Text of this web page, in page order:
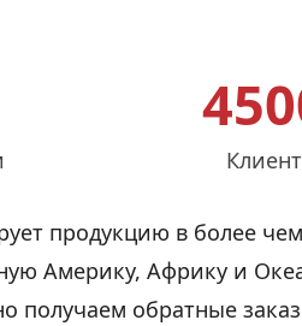
продукцию в более
Америку, Африку и
получаем обратные